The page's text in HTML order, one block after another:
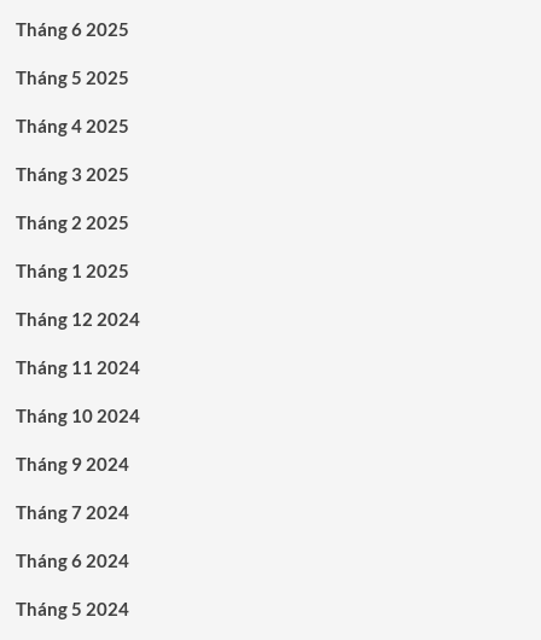
Tháng 6 2025
Tháng 5 2025
Tháng 4 2025
Tháng 3 2025
Tháng 2 2025
Tháng 1 2025
Tháng 12 2024
Tháng 11 2024
Tháng 10 2024
Tháng 9 2024
Tháng 7 2024
Tháng 6 2024
Tháng 5 2024